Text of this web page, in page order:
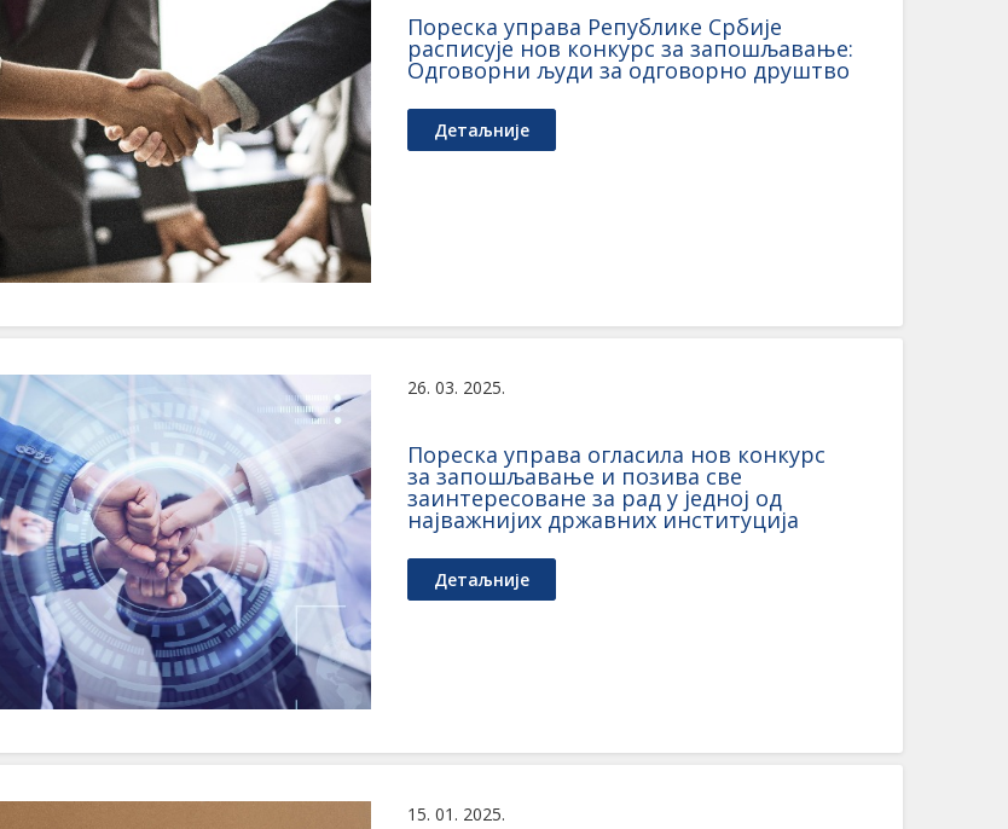
Пореска управа Републике Србије
расписује нов конкурс за запошљавање:
Одговорни људи за одговорно друштво
Детаљније
26. 03. 2025.
Пореска управа огласила нов конкурс
за запошљавање и позива све
заинтересоване за рад у једној од
најважнијих државних институција
Детаљније
15. 01. 2025.